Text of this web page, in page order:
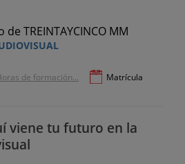
de formación...
Matrícula
viene tu futuro en la